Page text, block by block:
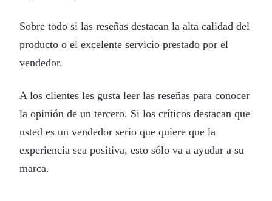
Sobre todo si las reseñas destacan la alta calidad del
producto o el excelente servicio prestado por el
vendedor.
A los clientes les gusta leer las reseñas para conocer
la opinión de un tercero. Si los críticos destacan que
usted es un vendedor serio que quiere que la
experiencia sea positiva, esto sólo va a ayudar a su
marca.